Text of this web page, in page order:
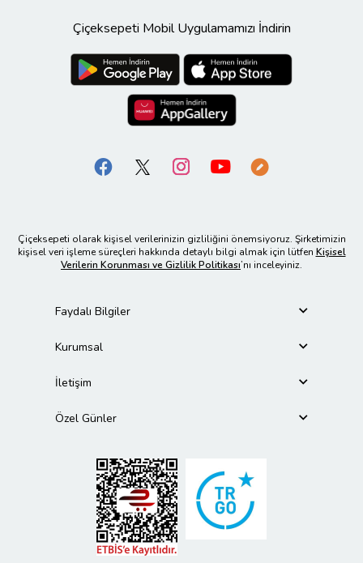
Çiçeksepeti Mobil Uygulamamızı İndirin
Çiçeksepeti olarak kişisel verilerinizin gizliliğini önemsiyoruz. Şirketimizin
kişisel veri işleme süreçleri hakkında detaylı bilgi almak için lütfen Kişisel
Verilerin Korunması ve Gizlilik Politikası’nı inceleyiniz.
Faydalı Bilgiler
Kurumsal
İletişim
Özel Günler